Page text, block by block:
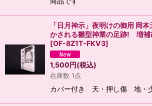
「日月神示」夜明けの御用 岡
かされる雛型神業の足跡! 増
[OF-8Z1T-FKV3]
1,500円(税込)
在庫数 1点
カバー付き 天・押し傷 地・